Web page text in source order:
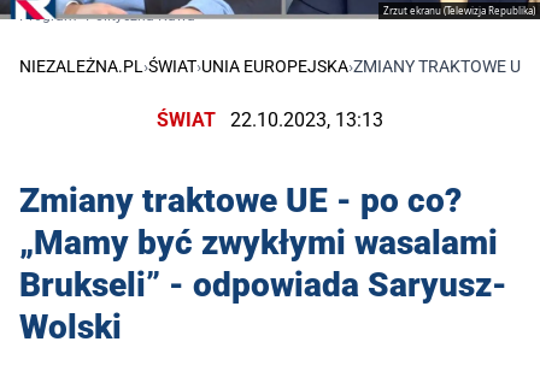
Zrzut ekranu (Telewizja Republika)
Program "Polityczna Kawa"
NIEZALEŻNA.PL ›ŚWIAT›UNIA EUROPEJSKA›ZMIANY TRAKTOWE UE
ŚWIAT 22.10.2023, 13:13
Zmiany traktowe UE - po co?
„Mamy być zwykłymi wasalami
Brukseli” - odpowiada Saryusz-
Wolski